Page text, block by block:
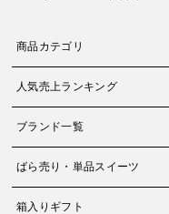
商品カテゴリ
人気売上ランキング
ブランド一覧
ばら売り・単品スイーツ
箱入りギフト